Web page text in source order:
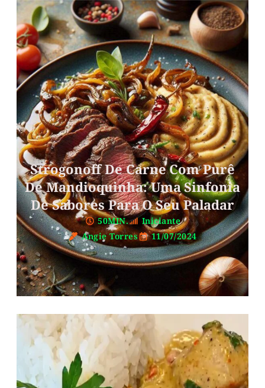
Strogonoff De Carne Com Purê
De Mandioquinha: Uma Sinfonia
De Sabores Para O Seu Paladar
50MIN.
Iniciante
Angie Torres
11/07/2024